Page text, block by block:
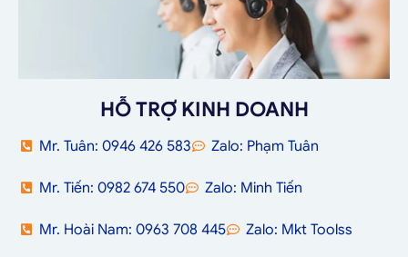
HỖ TRỢ KINH DOANH
Mr. Tuân: 0946 426 583 Zalo: Phạm Tuân
Mr. Tiến: 0982 674 550 Zalo: Minh Tiến
Mr. Hoài Nam: 0963 708 445 Zalo: Mkt Toolss